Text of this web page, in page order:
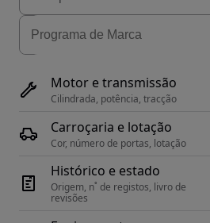
Motor e transmissão
Cilindrada, potência, tracção
Carroçaria e lotação
Cor, número de portas, lotação
Histórico e estado
Origem, n˚ de registos, livro de
revisões